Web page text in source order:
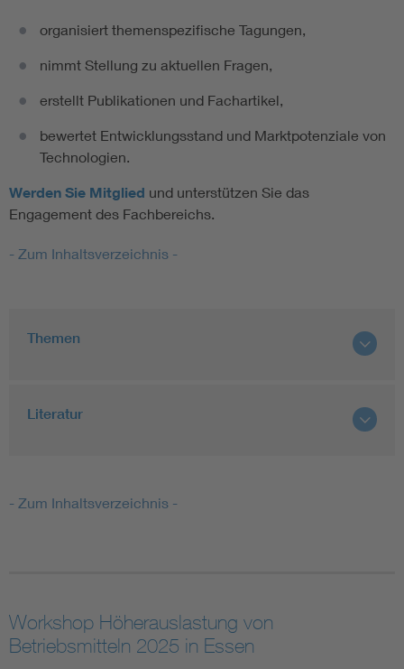
organisiert themenspezifische Tagungen,
nimmt Stellung zu aktuellen Fragen,
erstellt Publikationen und Fachartikel,
bewertet Entwicklungsstand und Marktpotenziale von
Technologien.
Werden Sie Mitglied und unterstützen Sie das
Engagement des Fachbereichs.
- Zum Inhaltsverzeichnis -
Themen
Literatur
- Zum Inhaltsverzeichnis -
Workshop Höherauslastung von
Betriebsmitteln 2025 in Essen